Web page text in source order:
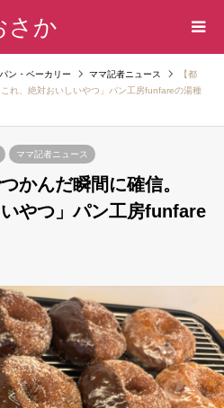
さか
パン・ベーカリー ママ記者ニュース
【都
れ、絶対おいしいやつ」パン工房funfareの湯種
ママ記者ニュース
かんだ瞬間に確信。
いやつ」パン工房funfare